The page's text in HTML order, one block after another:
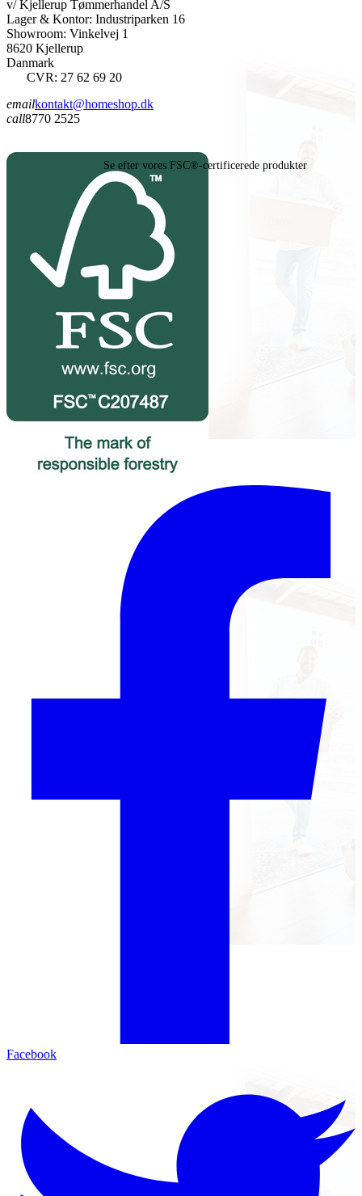
v/ Kjellerup Tømmerhandel A/S
Lager & Kontor: Industriparken 16
Showroom: Vinkelvej 1
8620 Kjellerup
Danmark
CVR: 27 62 69 20
emailkontakt@homeshop.dk
call8770 2525
Se efter vores FSC®-certificerede produkter
Facebook